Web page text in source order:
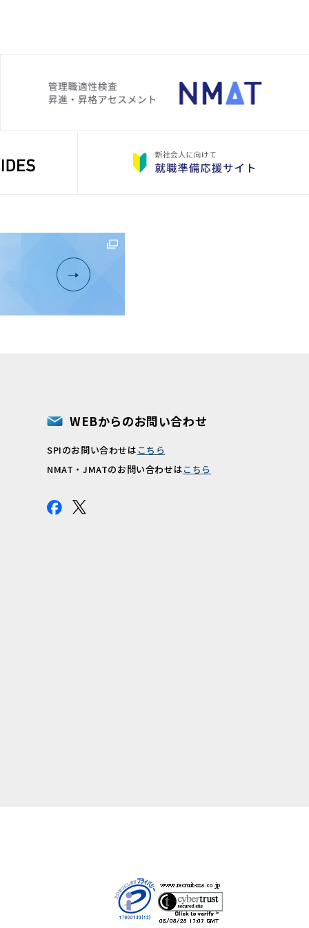
WEBからのお問い合わせ
SPIのお問い合わせは こちら
NMAT・JMATのお問い合わせはこちら